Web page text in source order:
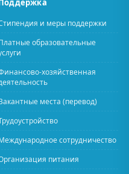
и меры поддержки
образовательные
хозяйственная
места (перевод)
сотрудничество
питания